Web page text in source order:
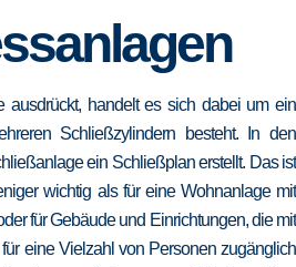
ausdrückt, handelt es sich dabei um ein
Schließzylindern besteht. In den
ein Schließplan erstellt. Das ist
wichtig als für eine Wohnanlage mit
für Gebäude und Einrichtungen, die mit
eine Vielzahl von Personen zugänglich